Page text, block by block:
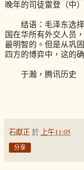
晚年的司徒雷登（中
结语：毛泽东选择
国在华所有外交人员
最明智的。但是从巩
四方的博弈中，这的
于瀚，腾讯历史
石獻正 於 上午11:05
分享